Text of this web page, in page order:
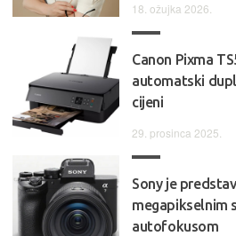
18. ožujka 2026.
Canon Pixma
automatski
cijeni
29. prosinca 2025.
Sony je
megapikselnim
autofokusom